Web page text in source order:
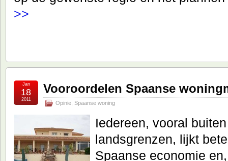
>>
Vooroordelen Spaanse
Opinie Spaanse woning
Jan
18
2011
Iedereen, vooral
landsgrenzen, lijkt
Spaanse economie